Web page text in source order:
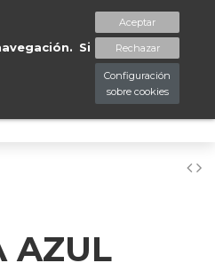
Si
Aceptar
Rechazar
Configuración
sobre cookies
Lista de deseos (
AZUL